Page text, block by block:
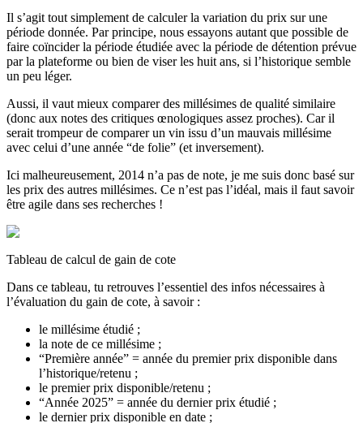
Il s’agit tout simplement de calculer la variation du prix sur une
période donnée. Par principe, nous essayons autant que possible de
faire coïncider la période étudiée avec la période de détention prévue
par la plateforme ou bien de viser les huit ans, si l’historique semble
un peu léger.
Aussi, il vaut mieux comparer des millésimes de qualité similaire
(donc aux notes des critiques œnologiques assez proches). Car il
serait trompeur de comparer un vin issu d’un mauvais millésime
avec celui d’une année “de folie” (et inversement).
Ici malheureusement, 2014 n’a pas de note, je me suis donc basé sur
les prix des autres millésimes. Ce n’est pas l’idéal, mais il faut savoir
être agile dans ses recherches !
Tableau de calcul de gain de cote
Dans ce tableau, tu retrouves l’essentiel des infos nécessaires à
l’évaluation du gain de cote, à savoir :
le millésime étudié ;
la note de ce millésime ;
“Première année” = année du premier prix disponible dans
l’historique/retenu ;
le premier prix disponible/retenu ;
“Année 2025” = année du dernier prix étudié ;
le dernier prix disponible en date ;